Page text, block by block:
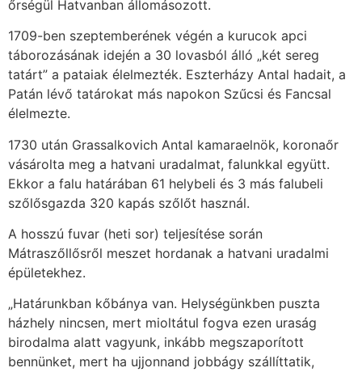
őrségül Hatvanban állomásozott.
1709-ben szeptemberének végén a kurucok apci
táborozásának idején a 30 lovasból álló „két sereg
tatárt” a pataiak élelmezték. Eszterházy Antal hadait, a
Patán lévő tatárokat más napokon Szűcsi és Fancsal
élelmezte.
1730 után Grassalkovich Antal kamaraelnök, koronaőr
vásárolta meg a hatvani uradalmat, falunkkal együtt.
Ekkor a falu határában 61 helybeli és 3 más falubeli
szőlősgazda 320 kapás szőlőt használ.
A hosszú fuvar (heti sor) teljesítése során
Mátraszőllősről meszet hordanak a hatvani uradalmi
épületekhez.
„Határunkban kőbánya van. Helységünkben puszta
házhely nincsen, mert mioltátul fogva ezen uraság
birodalma alatt vagyunk, inkább megszaporított
bennünket, mert ha ujjonnand jobbágy szállíttatik,